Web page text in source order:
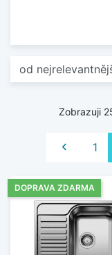
Zobrazuji
Předchozí
 1
DOPRAVA ZDARMA